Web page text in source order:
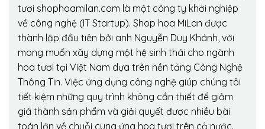
tươi shophoamilan.com là một công ty khởi nghiệp
về công nghệ (IT Startup). Shop hoa MiLan được
thành lập đầu tiên bởi anh Nguyễn Duy Khánh, với
mong muốn xây dựng một hệ sinh thái cho ngành
hoa tươi tại Việt Nam dựa trên nền tảng Công Nghệ
Thông Tin. Việc ứng dụng công nghệ giúp chúng tôi
tiết kiệm những quy trình không cần thiết để giảm
giá thành sản phẩm và giải quyết được nhiều bài
toán lớn về chuỗi cung ứng hoa tươi trên cả nước.